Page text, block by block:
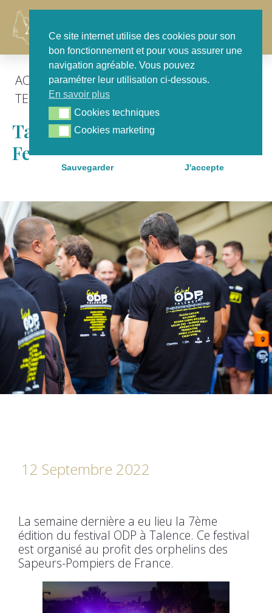
ACTU GÉNÉRALE,FOCUS,POUR NOTRE
TERRITOIRE
Talence : Le Succès Du
Festival ODP
12 Septembre 2022
La semaine dernière a eu lieu la 7ème
édition du festival ODP à Talence. Ce festival
est organisé au profit des orphelins des
Sapeurs-Pompiers de France.
Ce site internet utilise des cookies pour son
bon fonctionnement et pour vous assurer une
navigation agréable. Vous pouvez
paramétrer leur utilisation ci-dessous.
En savoir plus
Cookies techniques
Cookies techniques
Cookies marketing
Cookies marketing
Sauvegarder J'accepte